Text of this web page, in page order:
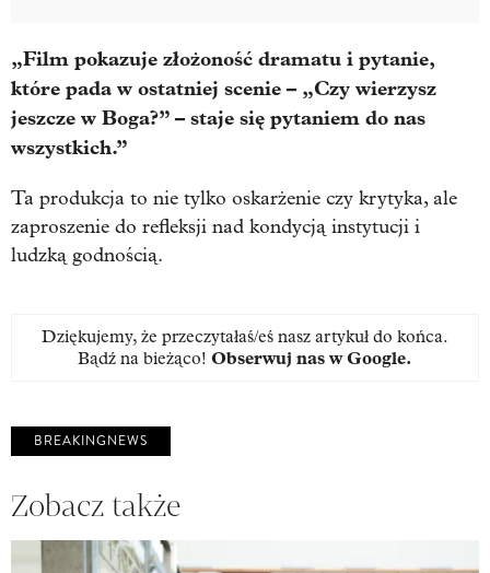
„Film pokazuje złożoność dramatu i pytanie,
które pada w ostatniej scenie – „Czy wierzysz
jeszcze w Boga?” – staje się pytaniem do nas
wszystkich.”
Ta produkcja to nie tylko oskarżenie czy krytyka, ale
zaproszenie do refleksji nad kondycją instytucji i
ludzką godnością.
Dziękujemy, że przeczytałaś/eś nasz artykuł do końca.
Bądź na bieżąco! Obserwuj nas w Google.
BREAKINGNEWS
Zobacz także